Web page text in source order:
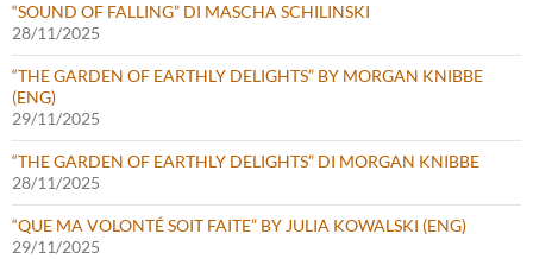
“SOUND OF FALLING” DI MASCHA SCHILINSKI
28/11/2025
“THE GARDEN OF EARTHLY DELIGHTS” BY MORGAN KNIBBE
(ENG)
29/11/2025
“THE GARDEN OF EARTHLY DELIGHTS” DI MORGAN KNIBBE
28/11/2025
“QUE MA VOLONTÉ SOIT FAITE” BY JULIA KOWALSKI (ENG)
29/11/2025